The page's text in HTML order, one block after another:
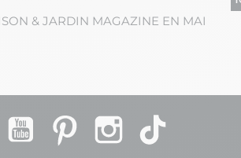
& JARDIN MAGAZINE EN MAI
Rss YouTube PinterestInstagram